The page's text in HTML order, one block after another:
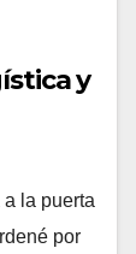
y
la puerta
por